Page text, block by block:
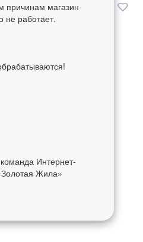
причинам магазин
не работает.
Интернет-
Жила»